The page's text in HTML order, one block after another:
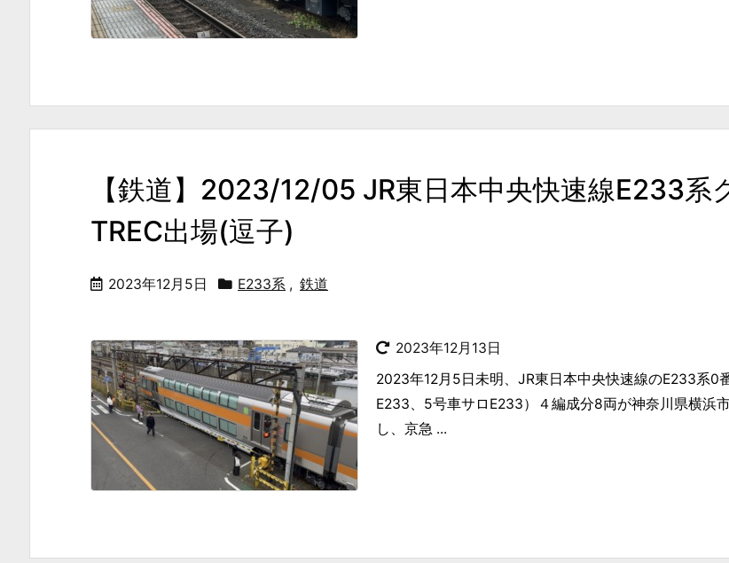
【鉄道】2023/12/05 JR東日本中央快速線E233
TREC出場(逗子)
2023年12月5日 E233系 , 鉄道
2023年12月13日
2023年12月5日未明、JR東日本中央快速線のE233系0
E233、5号車サロE233）４編成分8両が神奈川県横浜
し、京急 ...